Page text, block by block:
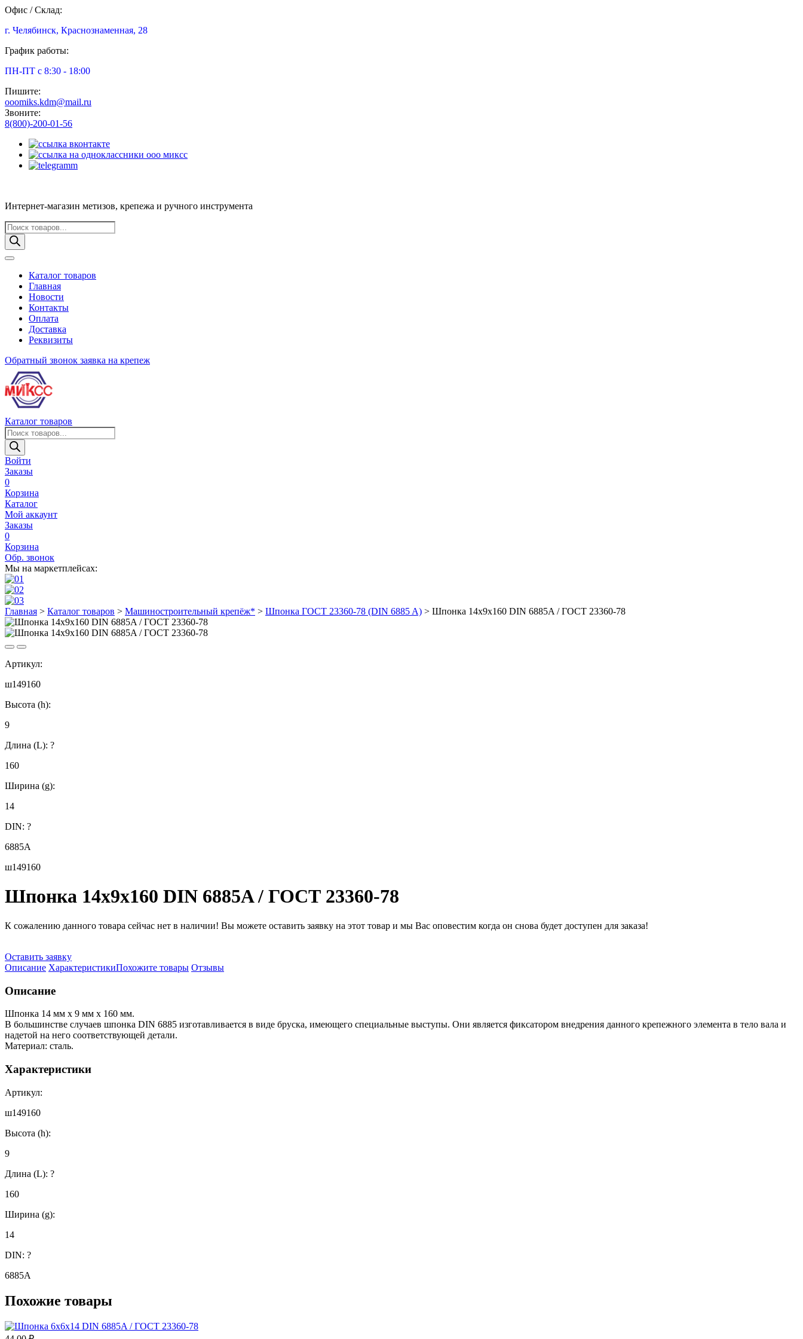
Офис / Склад:
г. Челябинск, Краснознаменная, 28
График работы:
ПН-ПТ с 8:30 - 18:00
Пишите:
ooomiks.kdm@mail.ru
Звоните:
8(800)-200-01-56
Интернет-магазин метизов, крепежа и ручного инструмента
Поиск
товаров
Каталог товаров
Главная
Новости
Контакты
Оплата
Доставка
Реквизиты
Обратный звонок заявка на крепеж
Каталог товаров
Поиск
товаров
Войти
Заказы
0
Корзина
Каталог
Мой аккаунт
Заказы
0
Корзина
Обр. звонок
Мы на маркетплейсах:
Главная > Каталог товаров > Машиностроительный крепёж* > Шпонка ГОСТ 23360-78 (DIN 6885 A) > Шпонка 14х9х160 DIN 6885A / ГОСТ 23360-78
Артикул:
ш149160
Высота (h):
9
Длина (L): ?
160
Ширина (g):
14
DIN: ?
6885А
ш149160
Шпонка 14х9х160 DIN 6885A / ГОСТ 23360-78
К сожалению данного товара сейчас нет в наличии! Вы можете оставить заявку на этот товар и мы Вас оповестим когда он снова будет доступен для заказа!
Оставить заявку
Описание ХарактеристикиПохожите товары Отзывы
Описание
Шпонка 14 мм х 9 мм х 160 мм.
В большинстве случаев шпонка DIN 6885 изготавливается в виде бруска, имеющего специальные выступы. Они является фиксатором внедрения данного крепежного элемента в тело вала и
надетой на него соответствующей детали.
Материал: сталь.
Характеристики
Артикул:
ш149160
Высота (h):
9
Длина (L): ?
160
Ширина (g):
14
DIN: ?
6885А
Похожие товары